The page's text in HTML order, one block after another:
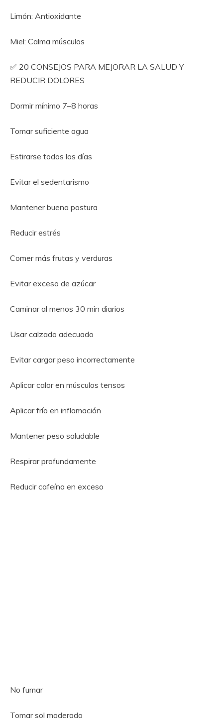
Limón: Antioxidante
Miel: Calma músculos
✅ 20 CONSEJOS PARA MEJORAR LA SALUD Y
REDUCIR DOLORES
Dormir mínimo 7–8 horas
Tomar suficiente agua
Estirarse todos los días
Evitar el sedentarismo
Mantener buena postura
Reducir estrés
Comer más frutas y verduras
Evitar exceso de azúcar
Caminar al menos 30 min diarios
Usar calzado adecuado
Evitar cargar peso incorrectamente
Aplicar calor en músculos tensos
Aplicar frío en inflamación
Mantener peso saludable
Respirar profundamente
Reducir cafeína en exceso
No fumar
Tomar sol moderado